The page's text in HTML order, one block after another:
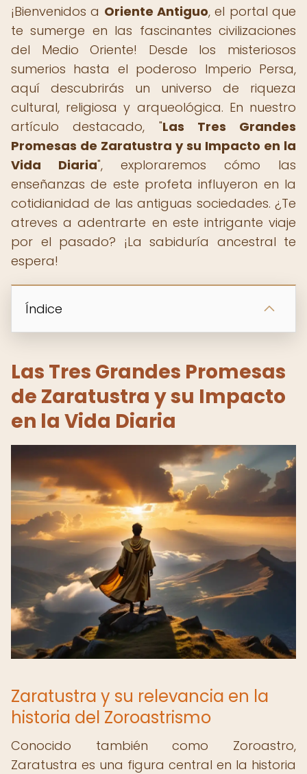
¡Bienvenidos a Oriente Antiguo, el portal que
te sumerge en las fascinantes civilizaciones
del Medio Oriente! Desde los misteriosos
sumerios hasta el poderoso Imperio Persa,
aquí descubrirás un universo de riqueza
cultural, religiosa y arqueológica. En nuestro
artículo destacado, "Las Tres Grandes
Promesas de Zaratustra y su Impacto en la
Vida Diaria", exploraremos cómo las
enseñanzas de este profeta influyeron en la
cotidianidad de las antiguas sociedades. ¿Te
atreves a adentrarte en este intrigante viaje
por el pasado? ¡La sabiduría ancestral te
espera!
Índice
Las Tres Grandes Promesas
de Zaratustra y su Impacto
en la Vida Diaria
Zaratustra y su relevancia en la
historia del Zoroastrismo
Conocido también como Zoroastro,
Zaratustra es una figura central en la historia